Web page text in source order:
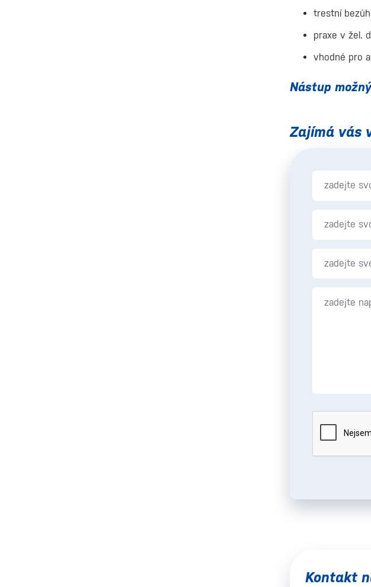
trestní
praxe v žel.
vhodné pro
Nástup
Zajímá vás
Kontakt